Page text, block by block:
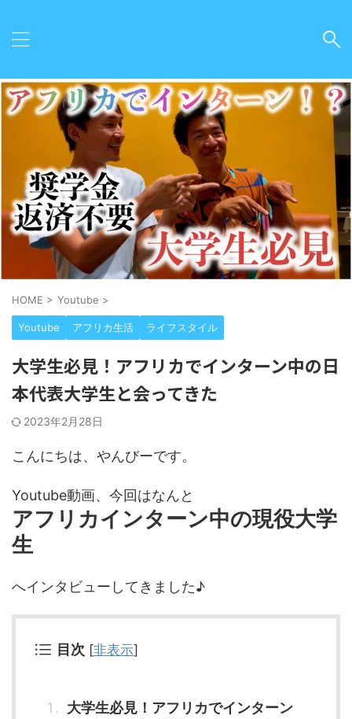
HOME > Youtube >
Youtube アフリカ生活 ライフスタイル
大学生必見！アフリカでインターン中の日
本代表大学生と会ってきた
2023年2月28日
こんにちは、やんびーです。
Youtube動画、今回はなんと
アフリカインターン中の現役大学
生
へインタビューしてきました♪
目次 [非表示]
大学生必見！アフリカでインターン